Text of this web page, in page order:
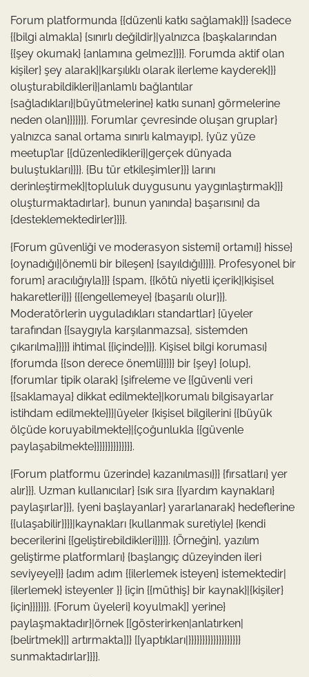
Forum platformunda {{düzenli katkı sağlamak}}} {sadece
{{bilgi almakla} {sınırlı değildir}|yalnızca {başkalarından
{{şey okumak} {anlamına gelmez}}}}. Forumda aktif olan
kişiler} şey alarak}|karşılıklı olarak ilerleme kayderek}}}
oluşturabildikleri}|anlamlı bağlantılar
{sağladıkları}|büyütmelerine} katkı sunan} görmelerine
neden olan}}}}}}}. Forumlar çevresinde oluşan gruplar}
yalnızca sanal ortama sınırlı kalmayıp}, {yüz yüze
meetup’lar {{düzenledikleri}|gerçek dünyada
buluştukları}}}}. {Bu tür etkileşimler}}} larını
derinleştirmek}|topluluk duygusunu yaygınlaştırmak}}}
oluşturmaktadırlar}, bunun yanında} başarısını} da
{desteklemektedirler}}}}.
{Forum güvenliği ve moderasyon sistemi} ortamı}} hisse}
{oynadığı}|önemli bir bileşen} {sayıldığı}}}}}. Profesyonel bir
forum} aracılığıyla}}} {spam, {{kötü niyetli içerik}|kişisel
hakaretleri}}} {{{engellemeye} {başarılı olur}}}.
Moderatörlerin uyguladıkları standartlar} {üyeler
tarafından {{saygıyla karşılanmazsa}, sistemden
çıkarılma}}}}} ihtimal {{içinde}}}}. Kişisel bilgi koruması}
{forumda {{son derece önemli}}}}} bir {şey} {olup},
{forumlar tipik olarak} {şifreleme ve {{güvenli veri
{{saklamaya} dikkat edilmekte}|korumalı bilgisayarlar
istihdam edilmekte}}}|üyeler {kişisel bilgilerini {{büyük
ölçüde koruyabilmekte}|{çoğunlukla {{güvenle
paylaşabilmekte}}}}}}}}}}}}}}.
{Forum platformu üzerinde} kazanılması}}} {fırsatları} yer
alır}}}. Uzman kullanıcılar} {sık sıra {{yardım kaynakları}
paylaşırlar}}}, {yeni başlayanlar} yararlanarak} hedeflerine
{{ulaşabilir}}}}|kaynakları {kullanmak suretiyle} {kendi
becerilerini {{geliştirebildikleri}}}}}. {Örneğin}, yazılım
geliştirme platformları} {başlangıç düzeyinden ileri
seviyeye}}} {adım adım {{ilerlemek isteyen} istemektedir|
{ilerlemek} isteyenler }} {için {{müthiş} bir kaynak}|{kişiler}
{için}}}}}}}. {Forum üyeleri} koyulmak]] yerine}
paylaşmaktadır}|örnek [[gösterirken|anlatırken|
{belirtmek}]] artırmakta]]} [[yaptıkları|}}}}}}}}}}}}}}}}}}}
sunmaktadırlar}}}}.